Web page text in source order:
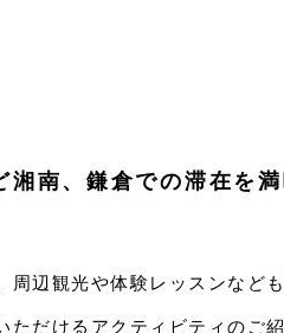
湘南、鎌倉での滞在を
周辺観光や体験レッスンなども
ただける アクティビティのご